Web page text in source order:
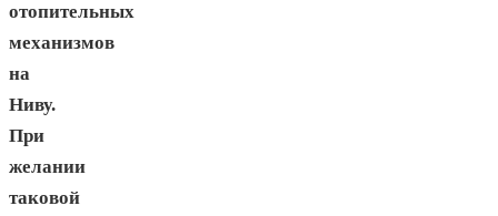
отопительных
механизмов
на
Ниву.
При
желании
таковой